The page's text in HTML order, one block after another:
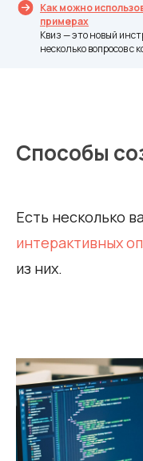
Как можно
примерах
Квиз — это новый
несколько вопросов
Способы
Есть несколько
интерактивных
из них.